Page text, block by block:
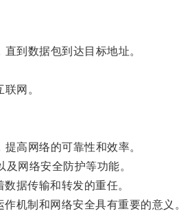
到数据包到达目标地址。
网。
高网络的可靠性和效率。
网络安全防护等功能。
据传输和转发的重任。
机制和网络安全具有重要的意义。